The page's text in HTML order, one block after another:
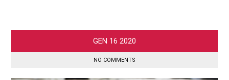
GEN 16 2020
NO COMMENTS